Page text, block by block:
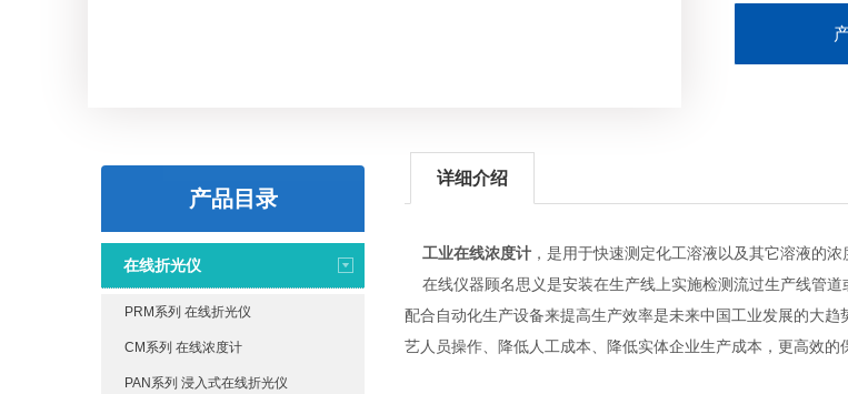
产品目录
在线折光仪
PRM系列 在线折光仪
CM系列 在线浓度计
PAN系列 浸入式在线折光仪
详细介绍
工业在线浓度计，是用于快速测定化工溶液以及其它溶液的浓
在线仪器顾名思义是安装在生产线上实施检测流过生产线管
配合自动化生产设备来提高生产效率是未来中国工业发展的大
艺人员操作、降低人工成本、降低实体企业生产成本，更高效的